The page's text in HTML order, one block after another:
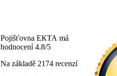
Pojišťovna ЕКТА má
hodnocení 4.8/5
Na základě 2174 recenzí